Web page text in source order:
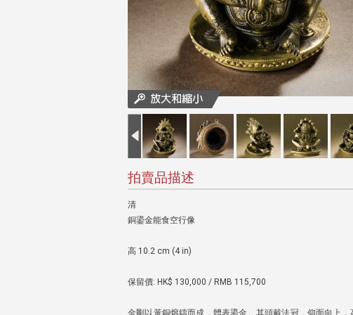
拍賣品描述
清
銅鎏金能食空行像
高 10.2 cm (4 in)
保留價: HK$ 130,000 / RMB 115,700
金剛以黃銅熔鑄而成，體表鎏金。其頭戴法冠，仰面向上